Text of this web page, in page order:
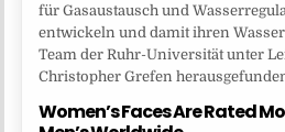
für Gasaustausch und
entwickeln und damit ihren
Team der Ruhr-Universität unter
Christopher Grefen
Women’s Faces Are Rated